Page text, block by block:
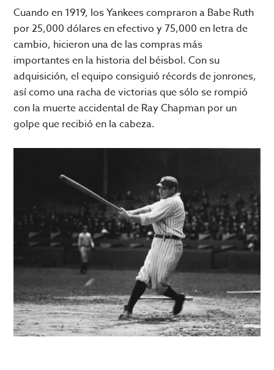
Cuando en 1919, los Yankees compraron a Babe Ruth
por 25,000 dólares en efectivo y 75,000 en letra de
cambio, hicieron una de las compras más
importantes en la historia del béisbol. Con su
adquisición, el equipo consiguió récords de jonrones,
así como una racha de victorias que sólo se rompió
con la muerte accidental de Ray Chapman por un
golpe que recibió en la cabeza.